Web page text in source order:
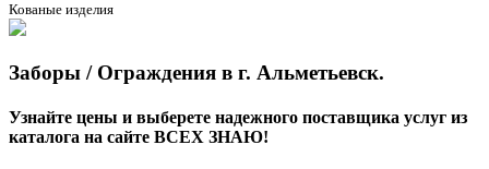
Кованые изделия
Заборы / Ограждения в г. Альметьевск.
Узнайте цены и выберете надежного поставщика услуг из
каталога на сайте ВСЕХ ЗНАЮ!